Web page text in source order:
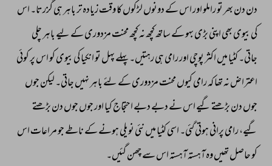
دن دن بھر تو راملو اور اس کے دونوں لڑکوں کا وقت زیادہ تر باہر ہی گزرتا۔ اس
کی بیوی بھی اپنی بڑی بہو کے ساتھ کچھ نہ کچھ محنت مزدوری کے لیے باہر چلی
جاتی۔ کٹیا میں اکثر پوچی اور رامی ہی رہتیں۔ پہلے پہل تو انکیا کی بیوی کو اس پر کوئی
اعتراض نہ تھا کہ رامی کیوں محنت مزدوری کے لئے باہر نہیں جاتی۔ لیکن جوں
جوں دن بڑھتے گیے اس نے دبے دبے احتجاج کیا اور جوں جوں دن بڑھتے
گیے، رامی پرانی ہوتی گئی۔ اسی کٹیا میں نئی نویلی ہونے کے ناطے جو مراعات اس
کو حاصل تھیں وہ آہستہ آہستہ اس سے چھن گئیں۔